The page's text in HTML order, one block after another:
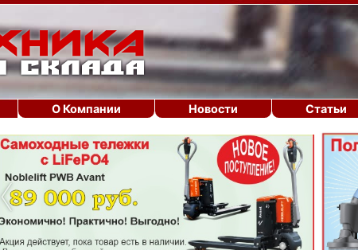
‹
О Компании Новости Статьи